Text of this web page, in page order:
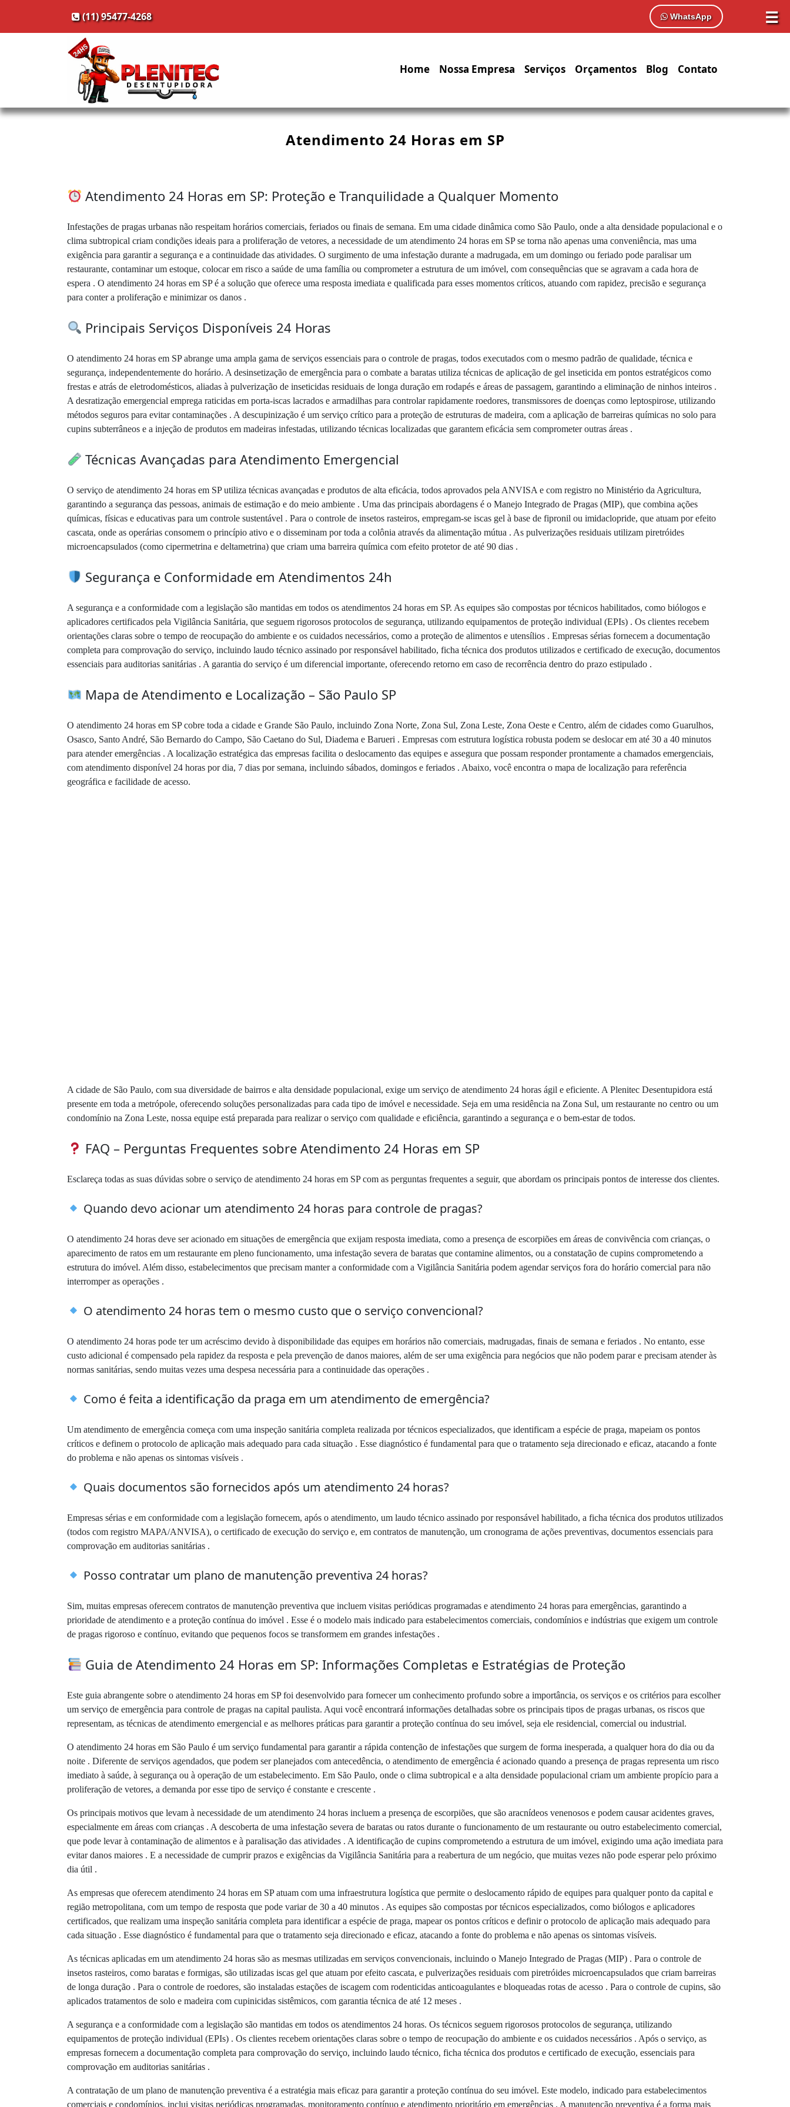
☰
(11) 95477-4268 WhatsApp
Home Nossa Empresa Serviços Orçamentos Blog Contato
Atendimento 24 Horas em SP
Atendimento 24 Horas em SP: Proteção e Tranquilidade a Qualquer Momento
Infestações de pragas urbanas não respeitam horários comerciais, feriados ou finais de semana. Em uma cidade dinâmica como São Paulo, onde a alta densidade populacional e o
clima subtropical criam condições ideais para a proliferação de vetores, a necessidade de um atendimento 24 horas em SP se torna não apenas uma conveniência, mas uma
exigência para garantir a segurança e a continuidade das atividades. O surgimento de uma infestação durante a madrugada, em um domingo ou feriado pode paralisar um
restaurante, contaminar um estoque, colocar em risco a saúde de uma família ou comprometer a estrutura de um imóvel, com consequências que se agravam a cada hora de
espera . O atendimento 24 horas em SP é a solução que oferece uma resposta imediata e qualificada para esses momentos críticos, atuando com rapidez, precisão e segurança
para conter a proliferação e minimizar os danos .
Principais Serviços Disponíveis 24 Horas
O atendimento 24 horas em SP abrange uma ampla gama de serviços essenciais para o controle de pragas, todos executados com o mesmo padrão de qualidade, técnica e
segurança, independentemente do horário. A desinsetização de emergência para o combate a baratas utiliza técnicas de aplicação de gel inseticida em pontos estratégicos como
frestas e atrás de eletrodomésticos, aliadas à pulverização de inseticidas residuais de longa duração em rodapés e áreas de passagem, garantindo a eliminação de ninhos inteiros .
A desratização emergencial emprega raticidas em porta-iscas lacrados e armadilhas para controlar rapidamente roedores, transmissores de doenças como leptospirose, utilizando
métodos seguros para evitar contaminações . A descupinização é um serviço crítico para a proteção de estruturas de madeira, com a aplicação de barreiras químicas no solo para
cupins subterrâneos e a injeção de produtos em madeiras infestadas, utilizando técnicas localizadas que garantem eficácia sem comprometer outras áreas .
Técnicas Avançadas para Atendimento Emergencial
O serviço de atendimento 24 horas em SP utiliza técnicas avançadas e produtos de alta eficácia, todos aprovados pela ANVISA e com registro no Ministério da Agricultura,
garantindo a segurança das pessoas, animais de estimação e do meio ambiente . Uma das principais abordagens é o Manejo Integrado de Pragas (MIP), que combina ações
químicas, físicas e educativas para um controle sustentável . Para o controle de insetos rasteiros, empregam-se iscas gel à base de fipronil ou imidaclopride, que atuam por efeito
cascata, onde as operárias consomem o princípio ativo e o disseminam por toda a colônia através da alimentação mútua . As pulverizações residuais utilizam piretróides
microencapsulados (como cipermetrina e deltametrina) que criam uma barreira química com efeito protetor de até 90 dias .
Segurança e Conformidade em Atendimentos 24h
A segurança e a conformidade com a legislação são mantidas em todos os atendimentos 24 horas em SP. As equipes são compostas por técnicos habilitados, como biólogos e
aplicadores certificados pela Vigilância Sanitária, que seguem rigorosos protocolos de segurança, utilizando equipamentos de proteção individual (EPIs) . Os clientes recebem
orientações claras sobre o tempo de reocupação do ambiente e os cuidados necessários, como a proteção de alimentos e utensílios . Empresas sérias fornecem a documentação
completa para comprovação do serviço, incluindo laudo técnico assinado por responsável habilitado, ficha técnica dos produtos utilizados e certificado de execução, documentos
essenciais para auditorias sanitárias . A garantia do serviço é um diferencial importante, oferecendo retorno em caso de recorrência dentro do prazo estipulado .
Mapa de Atendimento e Localização – São Paulo SP
O atendimento 24 horas em SP cobre toda a cidade e Grande São Paulo, incluindo Zona Norte, Zona Sul, Zona Leste, Zona Oeste e Centro, além de cidades como Guarulhos,
Osasco, Santo André, São Bernardo do Campo, São Caetano do Sul, Diadema e Barueri . Empresas com estrutura logística robusta podem se deslocar em até 30 a 40 minutos
para atender emergências . A localização estratégica das empresas facilita o deslocamento das equipes e assegura que possam responder prontamente a chamados emergenciais,
com atendimento disponível 24 horas por dia, 7 dias por semana, incluindo sábados, domingos e feriados . Abaixo, você encontra o mapa de localização para referência
geográfica e facilidade de acesso.
A cidade de São Paulo, com sua diversidade de bairros e alta densidade populacional, exige um serviço de atendimento 24 horas ágil e eficiente. A Plenitec Desentupidora está
presente em toda a metrópole, oferecendo soluções personalizadas para cada tipo de imóvel e necessidade. Seja em uma residência na Zona Sul, um restaurante no centro ou um
condomínio na Zona Leste, nossa equipe está preparada para realizar o serviço com qualidade e eficiência, garantindo a segurança e o bem-estar de todos.
FAQ – Perguntas Frequentes sobre Atendimento 24 Horas em SP
Esclareça todas as suas dúvidas sobre o serviço de atendimento 24 horas em SP com as perguntas frequentes a seguir, que abordam os principais pontos de interesse dos clientes.
Quando devo acionar um atendimento 24 horas para controle de pragas?
O atendimento 24 horas deve ser acionado em situações de emergência que exijam resposta imediata, como a presença de escorpiões em áreas de convivência com crianças, o
aparecimento de ratos em um restaurante em pleno funcionamento, uma infestação severa de baratas que contamine alimentos, ou a constatação de cupins comprometendo a
estrutura do imóvel. Além disso, estabelecimentos que precisam manter a conformidade com a Vigilância Sanitária podem agendar serviços fora do horário comercial para não
interromper as operações .
O atendimento 24 horas tem o mesmo custo que o serviço convencional?
O atendimento 24 horas pode ter um acréscimo devido à disponibilidade das equipes em horários não comerciais, madrugadas, finais de semana e feriados . No entanto, esse
custo adicional é compensado pela rapidez da resposta e pela prevenção de danos maiores, além de ser uma exigência para negócios que não podem parar e precisam atender às
normas sanitárias, sendo muitas vezes uma despesa necessária para a continuidade das operações .
Como é feita a identificação da praga em um atendimento de emergência?
Um atendimento de emergência começa com uma inspeção sanitária completa realizada por técnicos especializados, que identificam a espécie de praga, mapeiam os pontos
críticos e definem o protocolo de aplicação mais adequado para cada situação . Esse diagnóstico é fundamental para que o tratamento seja direcionado e eficaz, atacando a fonte
do problema e não apenas os sintomas visíveis .
Quais documentos são fornecidos após um atendimento 24 horas?
Empresas sérias e em conformidade com a legislação fornecem, após o atendimento, um laudo técnico assinado por responsável habilitado, a ficha técnica dos produtos utilizados
(todos com registro MAPA/ANVISA), o certificado de execução do serviço e, em contratos de manutenção, um cronograma de ações preventivas, documentos essenciais para
comprovação em auditorias sanitárias .
Posso contratar um plano de manutenção preventiva 24 horas?
Sim, muitas empresas oferecem contratos de manutenção preventiva que incluem visitas periódicas programadas e atendimento 24 horas para emergências, garantindo a
prioridade de atendimento e a proteção contínua do imóvel . Esse é o modelo mais indicado para estabelecimentos comerciais, condomínios e indústrias que exigem um controle
de pragas rigoroso e contínuo, evitando que pequenos focos se transformem em grandes infestações .
Guia de Atendimento 24 Horas em SP: Informações Completas e Estratégias de Proteção
Este guia abrangente sobre o atendimento 24 horas em SP foi desenvolvido para fornecer um conhecimento profundo sobre a importância, os serviços e os critérios para escolher
um serviço de emergência para controle de pragas na capital paulista. Aqui você encontrará informações detalhadas sobre os principais tipos de pragas urbanas, os riscos que
representam, as técnicas de atendimento emergencial e as melhores práticas para garantir a proteção contínua do seu imóvel, seja ele residencial, comercial ou industrial.
O atendimento 24 horas em São Paulo é um serviço fundamental para garantir a rápida contenção de infestações que surgem de forma inesperada, a qualquer hora do dia ou da
noite . Diferente de serviços agendados, que podem ser planejados com antecedência, o atendimento de emergência é acionado quando a presença de pragas representa um risco
imediato à saúde, à segurança ou à operação de um estabelecimento. Em São Paulo, onde o clima subtropical e a alta densidade populacional criam um ambiente propício para a
proliferação de vetores, a demanda por esse tipo de serviço é constante e crescente .
Os principais motivos que levam à necessidade de um atendimento 24 horas incluem a presença de escorpiões, que são aracnídeos venenosos e podem causar acidentes graves,
especialmente em áreas com crianças . A descoberta de uma infestação severa de baratas ou ratos durante o funcionamento de um restaurante ou outro estabelecimento comercial,
que pode levar à contaminação de alimentos e à paralisação das atividades . A identificação de cupins comprometendo a estrutura de um imóvel, exigindo uma ação imediata para
evitar danos maiores . E a necessidade de cumprir prazos e exigências da Vigilância Sanitária para a reabertura de um negócio, que muitas vezes não pode esperar pelo próximo
dia útil .
As empresas que oferecem atendimento 24 horas em SP atuam com uma infraestrutura logística que permite o deslocamento rápido de equipes para qualquer ponto da capital e
região metropolitana, com um tempo de resposta que pode variar de 30 a 40 minutos . As equipes são compostas por técnicos especializados, como biólogos e aplicadores
certificados, que realizam uma inspeção sanitária completa para identificar a espécie de praga, mapear os pontos críticos e definir o protocolo de aplicação mais adequado para
cada situação . Esse diagnóstico é fundamental para que o tratamento seja direcionado e eficaz, atacando a fonte do problema e não apenas os sintomas visíveis.
As técnicas aplicadas em um atendimento 24 horas são as mesmas utilizadas em serviços convencionais, incluindo o Manejo Integrado de Pragas (MIP) . Para o controle de
insetos rasteiros, como baratas e formigas, são utilizadas iscas gel que atuam por efeito cascata, e pulverizações residuais com piretróides microencapsulados que criam barreiras
de longa duração . Para o controle de roedores, são instaladas estações de iscagem com rodenticidas anticoagulantes e bloqueadas rotas de acesso . Para o controle de cupins, são
aplicados tratamentos de solo e madeira com cupinicidas sistêmicos, com garantia técnica de até 12 meses .
A segurança e a conformidade com a legislação são mantidas em todos os atendimentos 24 horas. Os técnicos seguem rigorosos protocolos de segurança, utilizando
equipamentos de proteção individual (EPIs) . Os clientes recebem orientações claras sobre o tempo de reocupação do ambiente e os cuidados necessários . Após o serviço, as
empresas fornecem a documentação completa para comprovação do serviço, incluindo laudo técnico, ficha técnica dos produtos e certificado de execução, essenciais para
comprovação em auditorias sanitárias .
A contratação de um plano de manutenção preventiva é a estratégia mais eficaz para garantir a proteção contínua do seu imóvel. Este modelo, indicado para estabelecimentos
comerciais e condomínios, inclui visitas periódicas programadas, monitoramento contínuo e atendimento prioritário em emergências . A manutenção preventiva é a forma mais